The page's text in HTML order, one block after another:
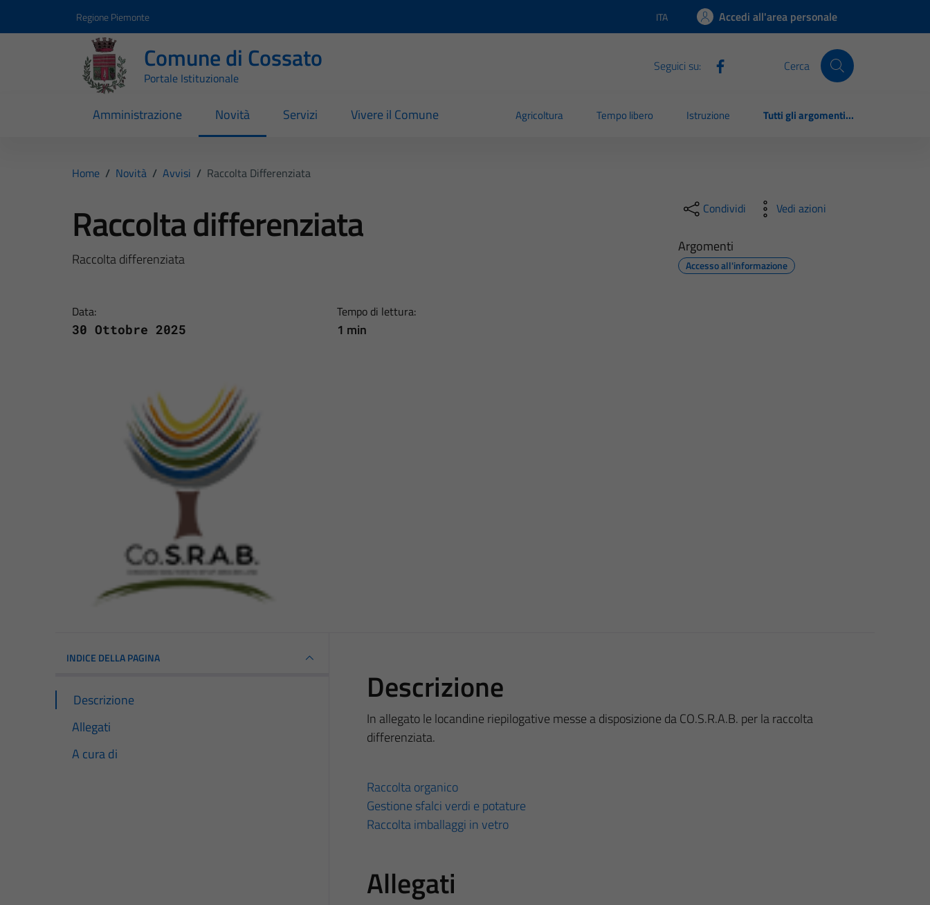
Regione Piemonte Lingua attiva:
ITA Accedi all'area personale
Comune di Cossato
Portale Istituzionale
Seguici su: Cerca
Amministrazione Novità Servizi Vivere il Comune Agricoltura Tempo libero Istruzione Tutti gli argomenti...
Home / Novità / Avvisi / Raccolta Differenziata
Raccolta differenziata
Raccolta differenziata
Data:
30 Ottobre 2025
Tempo di lettura:
1 min
Condividi Vedi azioni
Argomenti
Accesso all'informazione
INDICE DELLA PAGINA
Descrizione
Allegati
A cura di
Descrizione
In allegato le locandine riepilogative messe a disposizione da CO.S.R.A.B. per la raccolta
differenziata.
Raccolta organico
Gestione sfalci verdi e potature
Raccolta imballaggi in vetro
Allegati